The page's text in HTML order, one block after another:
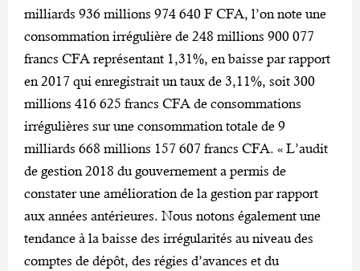
milliards 936 millions 974 640 F CFA, l’on note une
consommation irrégulière de 248 millions 900 077
francs CFA représentant 1,31%, en baisse par rapport
en 2017 qui enregistrait un taux de 3,11%, soit 300
millions 416 625 francs CFA de consommations
irrégulières sur une consommation totale de 9
milliards 668 millions 157 607 francs CFA. « L’audit
de gestion 2018 du gouvernement a permis de
constater une amélioration de la gestion par rapport
aux années antérieures. Nous notons également une
tendance à la baisse des irrégularités au niveau des
comptes de dépôt, des régies d’avances et du